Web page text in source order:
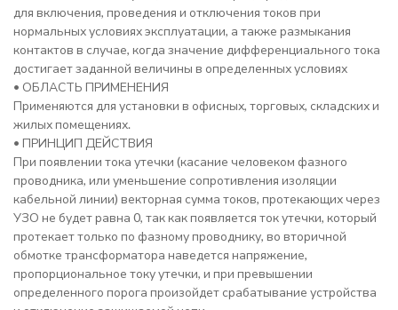
для включения, проведения и отключения токов при
нормальных условиях эксплуатации, а также размыкания
контактов в случае, когда значение дифференциального тока
достигает заданной величины в определенных условиях
• ОБЛАСТЬ ПРИМЕНЕНИЯ
Применяются для установки в офисных, торговых, складских и
жилых помещениях.
• ПРИНЦИП ДЕЙСТВИЯ
При появлении тока утечки (касание человеком фазного
проводника, или уменьшение сопротивления изоляции
кабельной линии) векторная сумма токов, протекающих через
УЗО не будет равна 0, так как появляется ток утечки, который
протекает только по фазному проводнику, во вторичной
обмотке трансформатора наведется напряжение,
пропорциональное току утечки, и при превышении
определенного порога произойдет срабатывание устройства